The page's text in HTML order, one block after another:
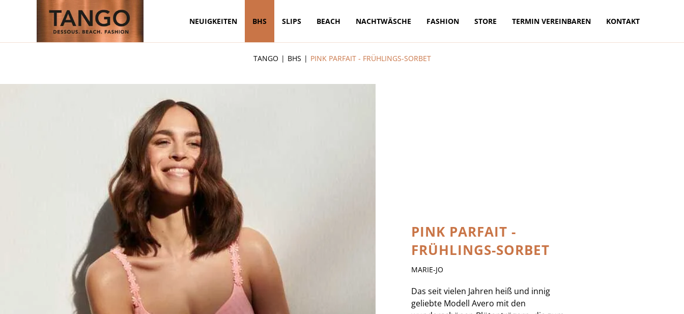
Zum Hauptinhalt springen
NEUIGKEITEN BHS SLIPS BEACH NACHTWÄSCHE FASHION STORE TERMIN VEREINBAREN KONTAKT
TANGO BHS PINK PARFAIT - FRÜHLINGS-SORBET
PINK PARFAIT -
FRÜHLINGS-SORBET
MARIE-JO
Das seit vielen Jahren heiß und innig
geliebte Modell Avero mit den